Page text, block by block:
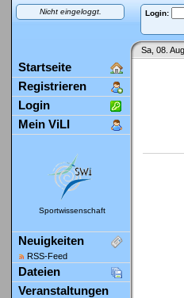
Nicht eingeloggt. Login:
Sa, 08.
Startseite
Registrieren
Login
Mein ViLI
Sportwissenschaft
Neuigkeiten
RSS-Feed
Dateien
Veranstaltungen